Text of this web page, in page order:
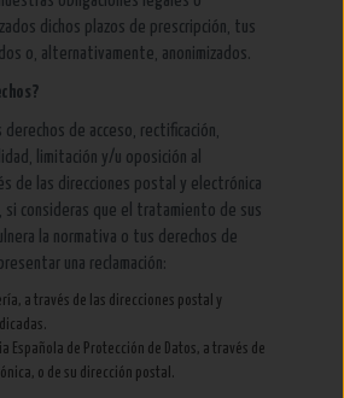
dichos plazos de prescripción, tus
o, alternativamente, anonimizados.
de acceso, rectificación,
limitación y/u oposición al
de las direcciones postal y electrónica
si consideras que el tratamiento de sus
la normativa o tus derechos de
una reclamación:
a través de las direcciones postal y
Española de Protección de Datos, a través de
o de su dirección postal.